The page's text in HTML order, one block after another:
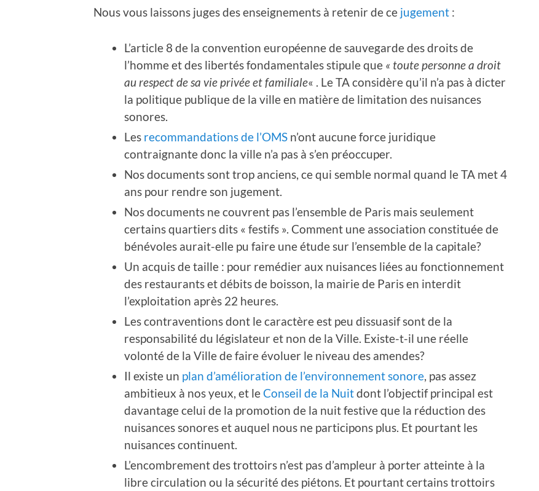
Nous vous laissons juges des enseignements à retenir de ce jugement :
L’article 8 de la convention européenne de sauvegarde des droits de
l’homme et des libertés fondamentales stipule que « toute personne a droit
au respect de sa vie privée et familiale« . Le TA considère qu’il n’a pas à dicter
la politique publique de la ville en matière de limitation des nuisances
sonores.
Les recommandations de l’OMS n’ont aucune force juridique
contraignante donc la ville n’a pas à s’en préoccuper.
Nos documents sont trop anciens, ce qui semble normal quand le TA met 4
ans pour rendre son jugement.
Nos documents ne couvrent pas l’ensemble de Paris mais seulement
certains quartiers dits « festifs ». Comment une association constituée de
bénévoles aurait-elle pu faire une étude sur l’ensemble de la capitale?
Un acquis de taille : pour remédier aux nuisances liées au fonctionnement
des restaurants et débits de boisson, la mairie de Paris en interdit
l’exploitation après 22 heures.
Les contraventions dont le caractère est peu dissuasif sont de la
responsabilité du législateur et non de la Ville. Existe-t-il une réelle
volonté de la Ville de faire évoluer le niveau des amendes?
Il existe un plan d’amélioration de l’environnement sonore , pas assez
ambitieux à nos yeux, et leConseil de la Nuitdont l’objectif principal est
davantage celui de la promotion de la nuit festive que la réduction des
nuisances sonoreset auquel nous ne participons plus. Et pourtant les
nuisances continuent.
L’encombrement des trottoirs n’est pas d’ampleur à porter atteinte à la
libre circulation ou la sécurité des piétons. Et pourtant certains trottoirs